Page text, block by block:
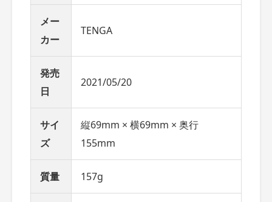
メー
カー
TENGA
発売
日
2021/05/20
サイ
ズ
縦69mm × 横69mm × 奥行
155mm
質量 157g